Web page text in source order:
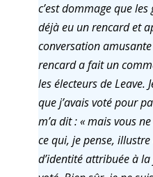
c’est dommage que les
déjà eu un rencard et
conversation
rencard a fait un
les électeurs de Leave.
que j’avais voté pour
m’a dit : « mais vous
ce qui, je pense,
d’identité attribuée à